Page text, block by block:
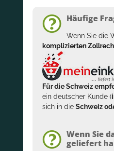
Häufige
Wenn Sie die
komplizierten
Für die Schweiz
ein deutscher Kunde (
sich in die Schweiz
Wenn Sie
geliefert